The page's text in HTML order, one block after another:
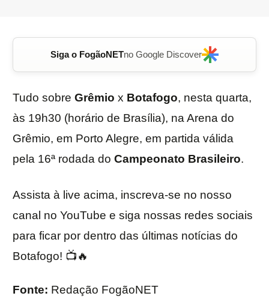
Siga o FogãoNETno Google Discover
Tudo sobre Grêmio x Botafogo, nesta quarta,
às 19h30 (horário de Brasília), na Arena do
Grêmio, em Porto Alegre, em partida válida
pela 16ª rodada do Campeonato Brasileiro.
Assista à live acima, inscreva-se no nosso
canal no YouTube e siga nossas redes sociais
para ficar por dentro das últimas notícias do
Botafogo! 📺🔥
Fonte: Redação FogãoNET